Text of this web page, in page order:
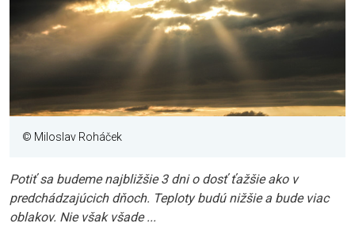
© Miloslav Roháček
Potiť sa budeme najbližšie 3 dni o dosť ťažšie ako v
predchádzajúcich dňoch. Teploty budú nižšie a bude viac
oblakov. Nie však všade ...